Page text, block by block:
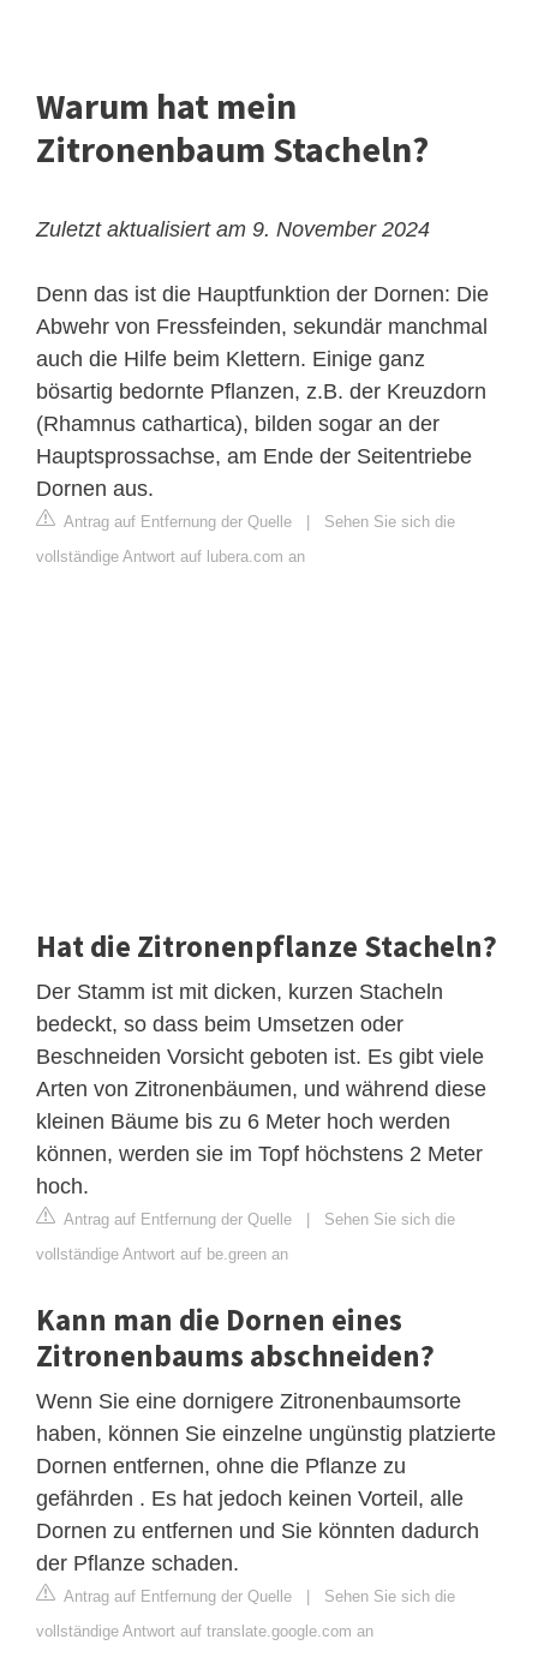
Warum hat mein
Zitronenbaum Stacheln?
Zuletzt aktualisiert am 9. November 2024
Denn das ist die Hauptfunktion der Dornen: Die
Abwehr von Fressfeinden, sekundär manchmal
auch die Hilfe beim Klettern. Einige ganz
bösartig bedornte Pflanzen, z.B. der Kreuzdorn
(Rhamnus cathartica), bilden sogar an der
Hauptsprossachse, am Ende der Seitentriebe
Dornen aus.
Antrag auf Entfernung der Quelle
Sehen Sie sich die
vollständige Antwort auf lubera.com an
Hat die Zitronenpflanze Stacheln?
Der Stamm ist mit dicken, kurzen Stacheln
bedeckt, so dass beim Umsetzen oder
Beschneiden Vorsicht geboten ist. Es gibt viele
Arten von Zitronenbäumen, und während diese
kleinen Bäume bis zu 6 Meter hoch werden
können, werden sie im Topf höchstens 2 Meter
hoch.
Antrag auf Entfernung der Quelle
Sehen Sie sich die
vollständige Antwort auf be.green an
Kann man die Dornen eines
Zitronenbaums abschneiden?
Wenn Sie eine dornigere Zitronenbaumsorte
haben, können Sie einzelne ungünstig platzierte
Dornen entfernen, ohne die Pflanze zu
gefährden . Es hat jedoch keinen Vorteil, alle
Dornen zu entfernen und Sie könnten dadurch
der Pflanze schaden.
Antrag auf Entfernung der Quelle
Sehen Sie sich die
vollständige Antwort auf translate.google.com an